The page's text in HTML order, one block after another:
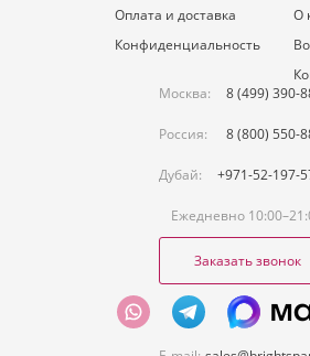
Оплата и доставка
Конфиденциальность
О
Москва:
8 (499) 390-
Россия: 8 (800) 550-
Дубай: +971-52-197-
Ежедневно
Заказать звонок